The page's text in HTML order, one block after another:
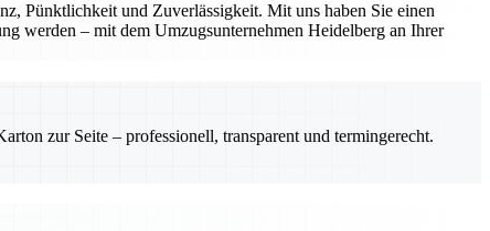
Pünktlichkeit und Zuverlässigkeit. Mit uns haben Sie einen
werden – mit dem Umzugsunternehmen Heidelberg an Ihrer
zur Seite – professionell, transparent und termingerecht.